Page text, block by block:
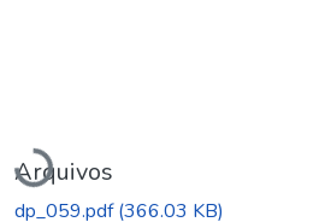
Carregando...
Arquivos
dp_059.pdf(366.03 KB)